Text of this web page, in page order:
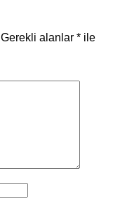
Gerekli alanlar * ile